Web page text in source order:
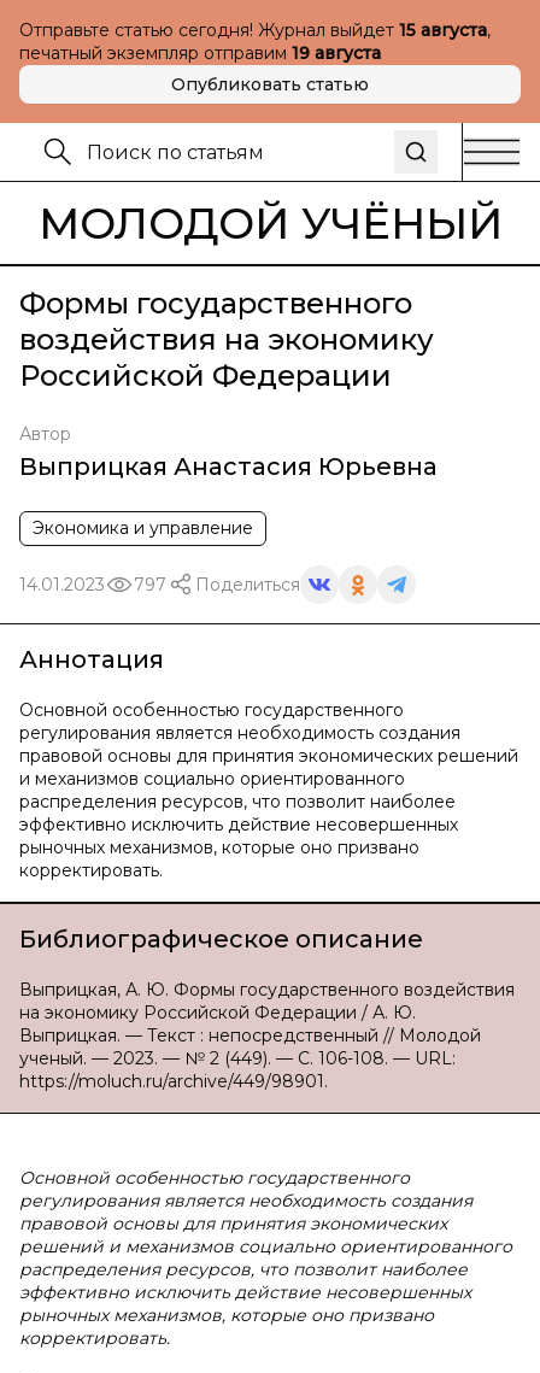
Отправьте статью сегодня! Журнал выйдет 15 августа,
печатный экземпляр отправим 19 августа
Опубликовать статью
МОЛОДОЙ УЧЁНЫЙ
Формы государственного
воздействия на экономику
Российской Федерации
Автор
Выприцкая Анастасия Юрьевна
Экономика и управление
14.01.2023 797 Поделиться
Аннотация
Основной особенностью государственного
регулирования является необходимость создания
правовой основы для принятия экономических решений
и механизмов социально ориентированного
распределения ресурсов, что позволит наиболее
эффективно исключить действие несовершенных
рыночных механизмов, которые оно призвано
корректировать.
Библиографическое описание
Выприцкая, А. Ю. Формы государственного воздействия
на экономику Российской Федерации / А. Ю.
Выприцкая. — Текст : непосредственный // Молодой
ученый. — 2023. — № 2 (449). — С. 106-108. — URL:
https://moluch.ru/archive/449/98901.
Основной особенностью государственного
регулирования является необходимость создания
правовой основы для принятия экономических
решений и механизмов социально ориентированного
распределения ресурсов, что позволит наиболее
эффективно исключить действие несовершенных
рыночных механизмов, которые оно призвано
корректировать.